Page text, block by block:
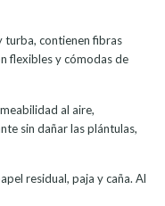
turba, contienen fibras
flexibles y cómodas de
al aire,
sin dañar las plántulas,
residual, paja y caña. Al